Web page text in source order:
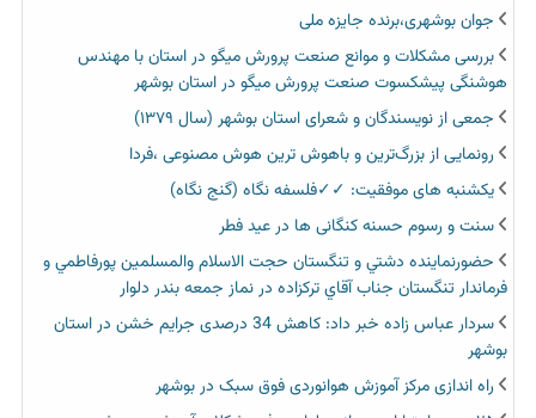
جوان بوشهری،برنده جایزه ملی
بررسی مشکلات و موانع صنعت پرورش میگو در استان با مهندس
هوشنگی پیشکسوت صنعت پرورش میگو در استان بوشهر
جمعی از نویسندگان و شعرای استان بوشهر (سال ۱۳۷۹)
رونمایی از بزرگ‌ترین و باهوش ترین هوش مصنوعی ،فردا
یکشنبه های موفقیت: ✓✓فلسفه نگاه (گنج نگاه)
سنت و رسوم حسنه کنگانی ها در عید فطر
حضورنماينده دشتي و تنگستان حجت الاسلام والمسلمين پورفاطمي و
فرماندار تنگستان جناب آقاي تركزاده در نماز جمعه بندر دلوار
سردار عباس زاده خبر داد: کاهش 34 درصدی جرایم خشن در استان
بوشهر
راه اندازی مرکز آموزش هوانوردی فوق سبک در بوشهر